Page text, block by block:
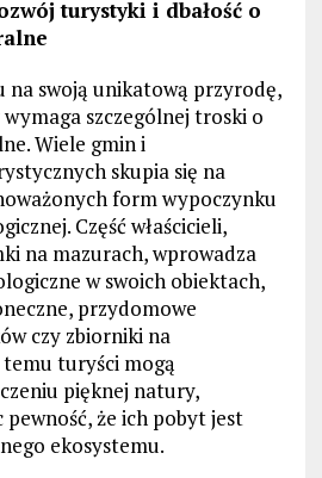
turystyki i dbałość o
na swoją unikatową przyrodę,
szczególnej troski o
Wiele gmin i
skupia się na
form wypoczynku
Część właścicieli,
na mazurach, wprowadza
w swoich obiektach,
przydomowe
czy zbiorniki na
temu turyści mogą
pięknej natury,
pewność, że ich pobyt jest
ekosystemu.